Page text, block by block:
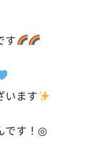
す
います
です！◎